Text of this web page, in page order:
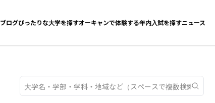
ブログぴったりな大学を探すオーキャンで体験する年内入試を探すニュース